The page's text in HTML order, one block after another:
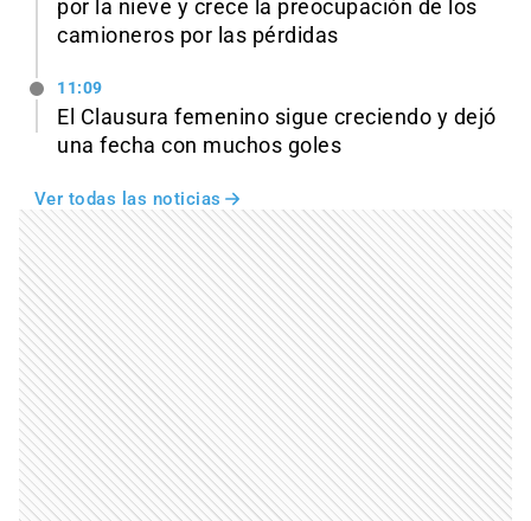
por la nieve y crece la preocupación de los
camioneros por las pérdidas
11:09
El Clausura femenino sigue creciendo y dejó
una fecha con muchos goles
Ver todas las noticias